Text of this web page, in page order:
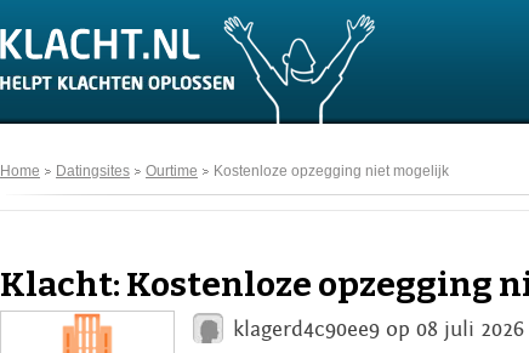
Home Datingsites Ourtime Kostenloze opzegging niet mogelijk
Klacht: Kostenloze opzegging
klagerd4c90ee9 op 08 juli